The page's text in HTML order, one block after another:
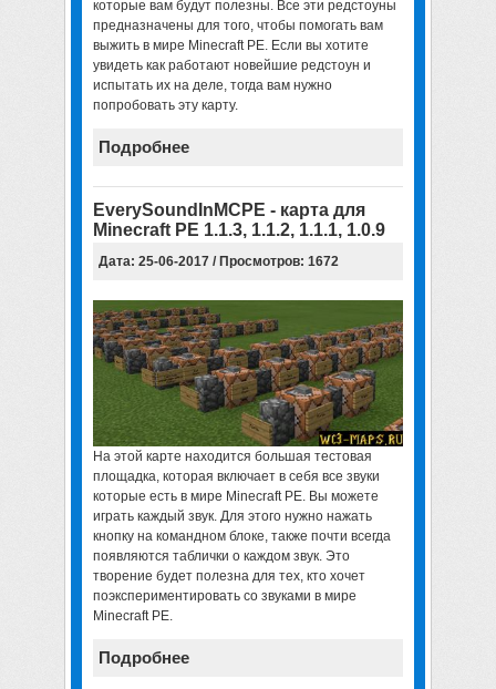
которые вам будут полезны. Все эти редстоуны
предназначены для того, чтобы помогать вам
выжить в мире Minecraft PE. Если вы хотите
увидеть как работают новейшие редстоун и
испытать их на деле, тогда вам нужно
попробовать эту карту.
Подробнее
EverySoundInMCPE - карта для
Minecraft PE 1.1.3, 1.1.2, 1.1.1, 1.0.9
Дата: 25-06-2017 / Просмотров: 1672
На этой карте находится большая тестовая
площадка, которая включает в себя все звуки
которые есть в мире Minecraft PE. Вы можете
играть каждый звук. Для этого нужно нажать
кнопку на командном блоке, также почти всегда
появляются таблички о каждом звук. Это
творение будет полезна для тех, кто хочет
поэкспериментировать со звуками в мире
Minecraft PE.
Подробнее